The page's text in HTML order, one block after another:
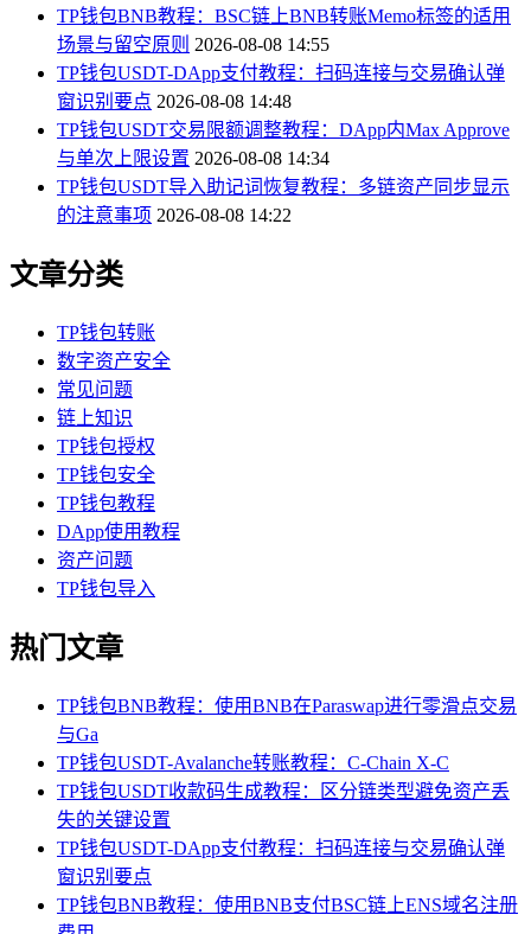
TP钱包BNB教程：BSC链上BNB转账Memo标签的适用
场景与留空原则 2026-08-08 14:55
TP钱包USDT-DApp支付教程：扫码连接与交易确认弹
窗识别要点 2026-08-08 14:48
TP钱包USDT交易限额调整教程：DApp内Max Approve
与单次上限设置 2026-08-08 14:34
TP钱包USDT导入助记词恢复教程：多链资产同步显示
的注意事项 2026-08-08 14:22
文章分类
TP钱包转账
数字资产安全
常见问题
链上知识
TP钱包授权
TP钱包安全
TP钱包教程
DApp使用教程
资产问题
TP钱包导入
热门文章
TP钱包BNB教程：使用BNB在Paraswap进行零滑点交易
与Ga
TP钱包USDT-Avalanche转账教程：C-Chain X-C
TP钱包USDT收款码生成教程：区分链类型避免资产丢
失的关键设置
TP钱包USDT-DApp支付教程：扫码连接与交易确认弹
窗识别要点
TP钱包BNB教程：使用BNB支付BSC链上ENS域名注册